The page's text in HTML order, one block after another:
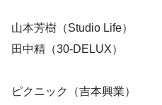
山本芳樹（Studio Life）
田中精（30-DELUX）
ピクニック（吉本興業）